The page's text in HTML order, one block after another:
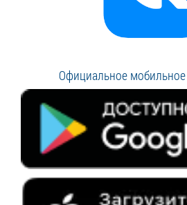
Официальное